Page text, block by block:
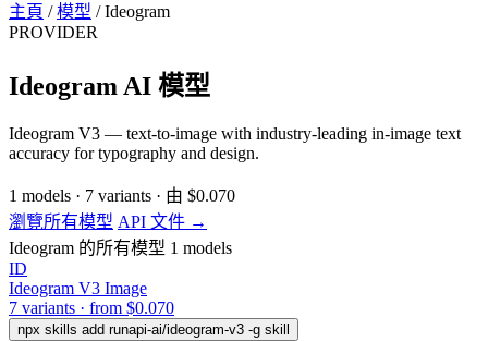
主頁 / 模型 / Ideogram
PROVIDER
Ideogram AI 模型
Ideogram V3 — text-to-image with industry-leading in-image text
accuracy for typography and design.
1 models · 7 variants · 由 $0.070
瀏覽所有模型 API 文件 →
Ideogram 的所有模型 1 models
ID
Ideogram V3 Image
7 variants · from $0.070
npx skills add runapi-ai/ideogram-v3 -g skill